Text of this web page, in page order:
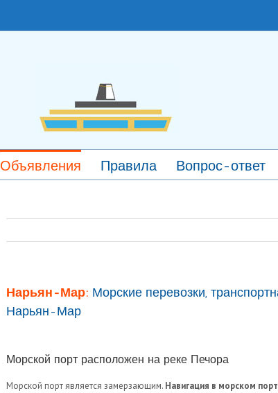
Объявления Правила Вопрос-ответ
Нарьян-Мар: Морские перевозки,
Нарьян-Мар
Морской порт расположен на реке Печора
Морской порт является замерзающим. Навигация в морском